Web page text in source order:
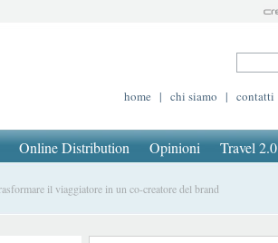
home | chi siamo | contatti
Online Distribution Opinioni Travel 2.0
il viaggiatore in un co-creatore del brand